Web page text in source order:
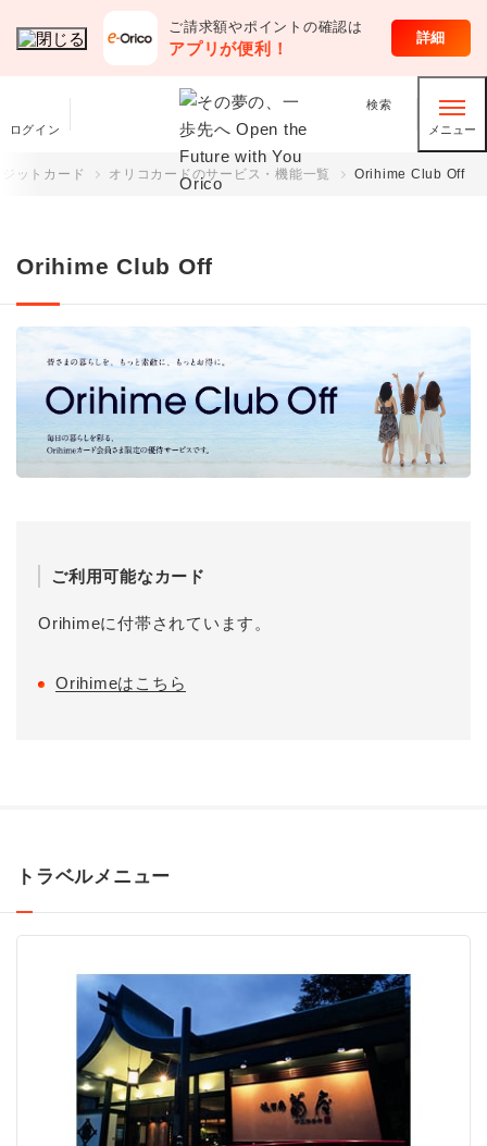
ご請求額やポイントの確認は
アプリが便利！
詳細
ログイン
検索
メニュー
クレジットカード
ットカード オリコカードのサービス・機能一覧 Orihime Club Off
Orihime Club Off
ご利用可能なカード
Orihimeに付帯されています。
Orihimeはこちら
トラベルメニュー